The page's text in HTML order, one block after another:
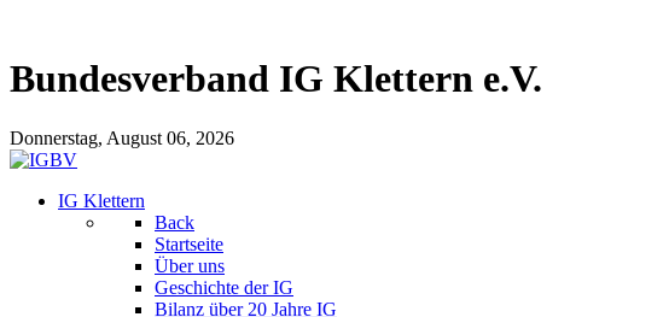
Bundesverband IG Klettern e.V.
Donnerstag, August 06, 2026
IG Klettern
Back
Startseite
Über uns
Geschichte der IG
Bilanz über 20 Jahre IG